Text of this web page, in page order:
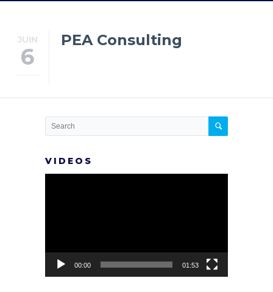
JUIN
6
PEA Consulting
VIDEOS
00:00 01:53
BUSINESS
ADMINISTRATION
Équipe